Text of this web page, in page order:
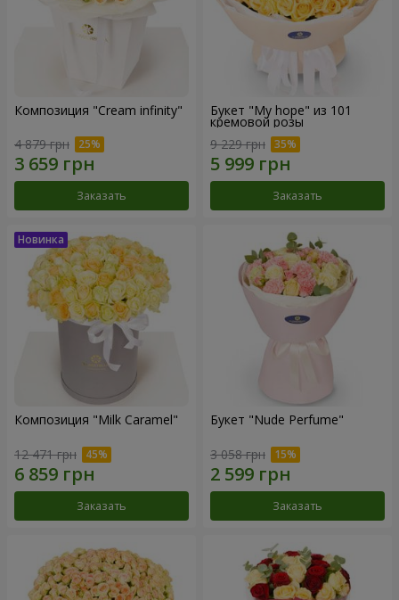
Композиция "Cream infinity"
4 879 грн
Заказать
Букет "My hope" из 101
кремовой розы
9 229 грн
Заказать
Композиция "Milk Caramel"
12 471 грн
Заказать
Букет "Nude Perfume"
3 058 грн
Заказать